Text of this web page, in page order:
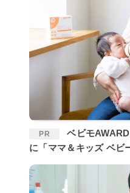
PR
ベビモAWARD1位！いま注目の〈赤ちゃん腸活〉
に「ママ＆キッズ ベビ